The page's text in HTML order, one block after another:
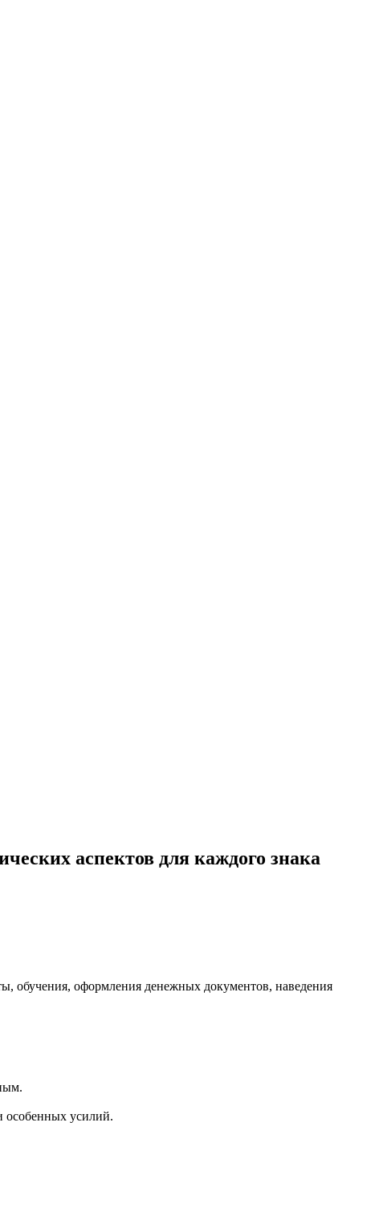
аспектов для каждого знака
обучения, оформления денежных документов, наведения
особенных усилий.